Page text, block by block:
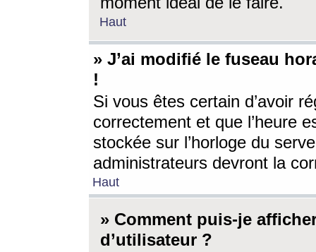
Haut
» J’ai modifié le fuseau
!
Si vous êtes certain d’avoir
correctement et que l’heure
stockée sur l’horloge du
administrateurs devront la
Haut
» Comment puis-je
d’utilisateur ?